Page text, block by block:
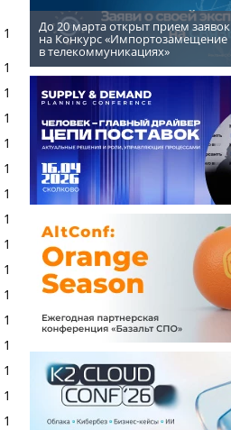
1
1
1
1
1
1
1
1
1
1
1
1
1
1
1
1
До 20 марта открыт прием заявок
на Конкурс «Импортозамещение
в телекоммуникациях»